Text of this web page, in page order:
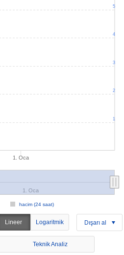
1. Oca
hacim (24 saat)
1. Oca
1
2
3
4
5
Lineer Logaritmik Dışarı al
Teknik Analiz